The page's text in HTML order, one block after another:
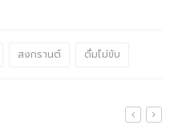
สงกรานต์ ดื่มไม่ขับ